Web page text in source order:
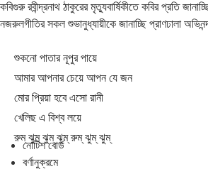
কবিগুরু রবীন্দ্রনাথ ঠাকুরের মৃত্যুবার্ষিকীতে কবির প্রতি
নজরুলগীতির সকল শুভানুধ্যায়ীকে জানাচ্ছি প্রাণঢালা
শুকনো পাতার নূপুর পায়ে
আমার আপনার চেয়ে আপন যে জন
মোর প্রিয়া হবে এসো রানী
খেলিছ এ বিশ্ব লয়ে
রুম্ ঝুম্ ঝুম্ ঝুম্ রুম্ ঝুম্ ঝুম্
নোটিশ বোর্ড
বর্ণানুক্রমে